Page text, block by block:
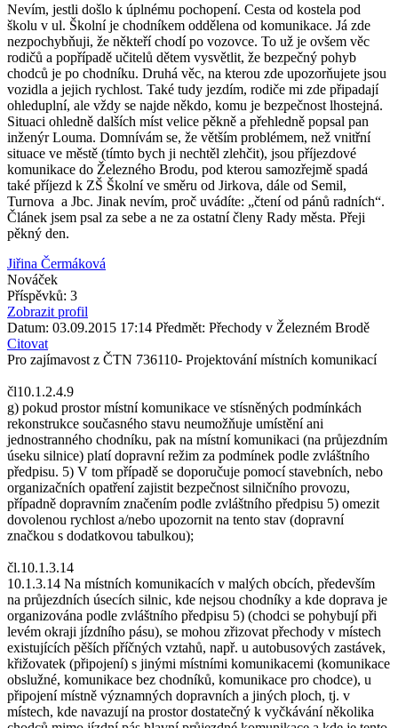
Nevím, jestli došlo k úplnému pochopení. Cesta od kostela pod
školu v ul. Školní je chodníkem oddělena od komunikace. Já zde
nezpochybňuji, že někteří chodí po vozovce. To už je ovšem věc
rodičů a popřípadě učitelů dětem vysvětlit, že bezpečný pohyb
chodců je po chodníku. Druhá věc, na kterou zde upozorňujete jsou
vozidla a jejich rychlost. Také tudy jezdím, rodiče mi zde připadají
ohleduplní, ale vždy se najde někdo, komu je bezpečnost lhostejná.
Situaci ohledně dalších míst velice pěkně a přehledně popsal pan
inženýr Louma. Domnívám se, že větším problémem, než vnitřní
situace ve městě (tímto bych ji nechtěl zlehčit), jsou příjezdové
komunikace do Železného Brodu, pod kterou samozřejmě spadá
také příjezd k ZŠ Školní ve směru od Jirkova, dále od Semil,
Turnova a Jbc. Jinak nevím, proč uvádíte: „čtení od pánů radních“.
Článek jsem psal za sebe a ne za ostatní členy Rady města. Přeji
pěkný den.
Jiřina Čermáková
Nováček
Příspěvků: 3
Zobrazit profil
Datum: 03.09.2015 17:14 Předmět: Přechody v Železném Brodě
Citovat
Pro zajímavost z ČTN 736110- Projektování místních komunikací
čl10.1.2.4.9
g) pokud prostor místní komunikace ve stísněných podmínkách
rekonstrukce současného stavu neumožňuje umístění ani
jednostranného chodníku, pak na místní komunikaci (na průjezdním
úseku silnice) platí dopravní režim za podmínek podle zvláštního
předpisu. 5) V tom případě se doporučuje pomocí stavebních, nebo
organizačních opatření zajistit bezpečnost silničního provozu,
případně dopravním značením podle zvláštního předpisu 5) omezit
dovolenou rychlost a/nebo upozornit na tento stav (dopravní
značkou s dodatkovou tabulkou);
čl.10.1.3.14
10.1.3.14 Na místních komunikacích v malých obcích, především
na průjezdních úsecích silnic, kde nejsou chodníky a kde doprava je
organizována podle zvláštního předpisu 5) (chodci se pohybují při
levém okraji jízdního pásu), se mohou zřizovat přechody v místech
existujících pěších příčných vztahů, např. u autobusových zastávek,
křižovatek (připojení) s jinými místními komunikacemi (komunikace
obslužné, komunikace bez chodníků, komunikace pro chodce), u
připojení místně významných dopravních a jiných ploch, tj. v
místech, kde navazují na prostor dostatečný k vyčkávání několika